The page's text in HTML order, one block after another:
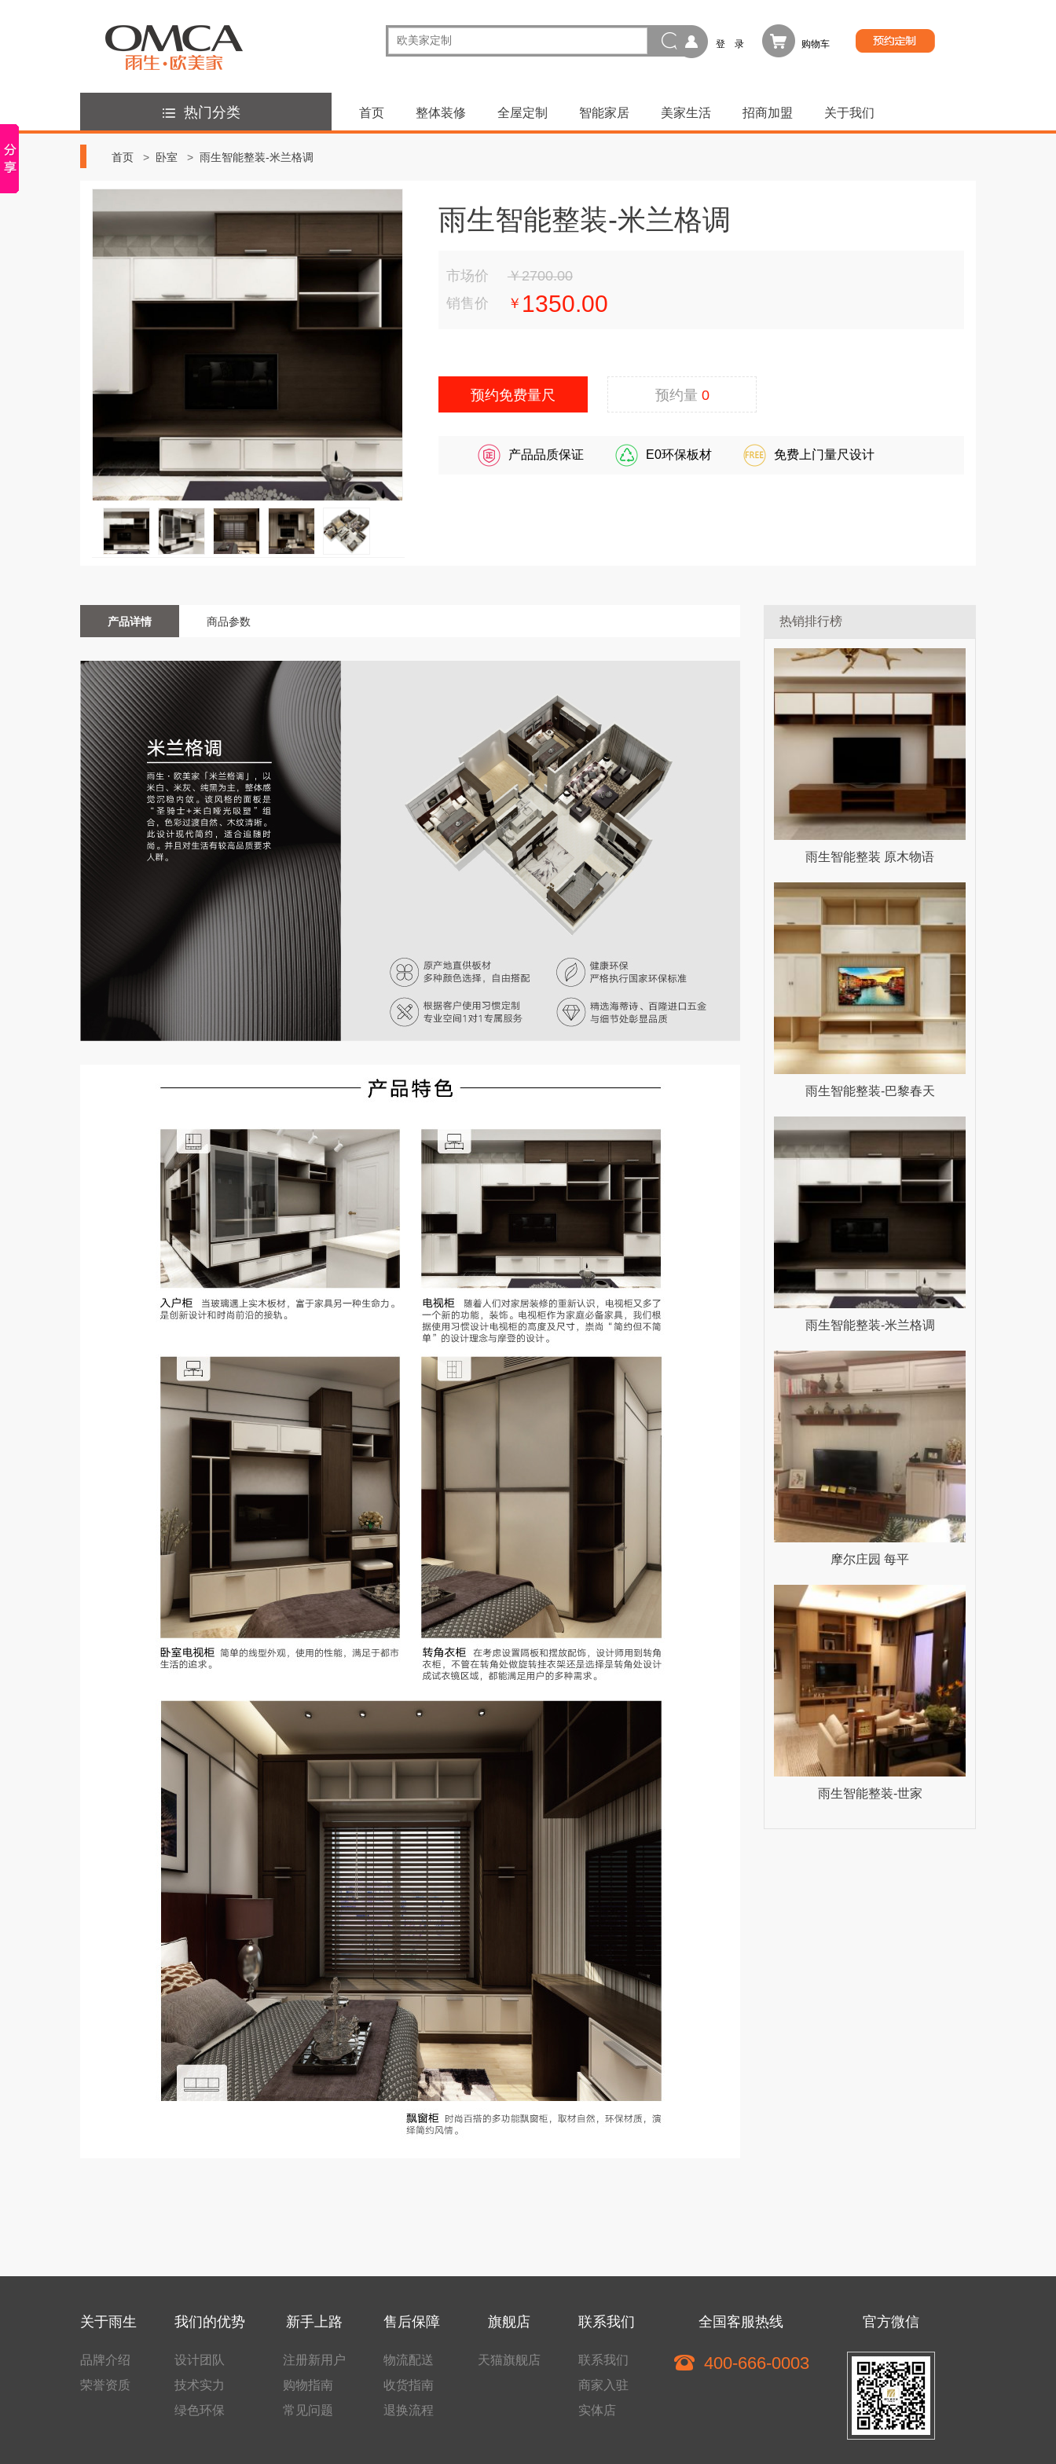
登 录 购物车
热门分类 首页 整体装修 全屋定制 智能家居 美家生活 招商加盟 关于我们
首页 卧室 雨生智能整装-米兰格调
雨生智能整装-米兰格调
市场价
￥2700.00
销售价
￥ 1350.00
预约免费量尺 预约量 0
产品品质保证 E0环保板材 免费上门量尺设计
产品详情 商品参数 热销排行榜
雨生智能整装 原木物语
雨生智能整装-巴黎春天
雨生智能整装-米兰格调
摩尔庄园 每平
雨生智能整装-世家
关于雨生
品牌介绍
荣誉资质
我们的优势
设计团队
技术实力
绿色环保
新手上路
注册新用户
购物指南
常见问题
售后保障
物流配送
收货指南
退换流程
旗舰店
天猫旗舰店
联系我们
联系我们
商家入驻
实体店
全国客服热线
400-666-0003
官方微信